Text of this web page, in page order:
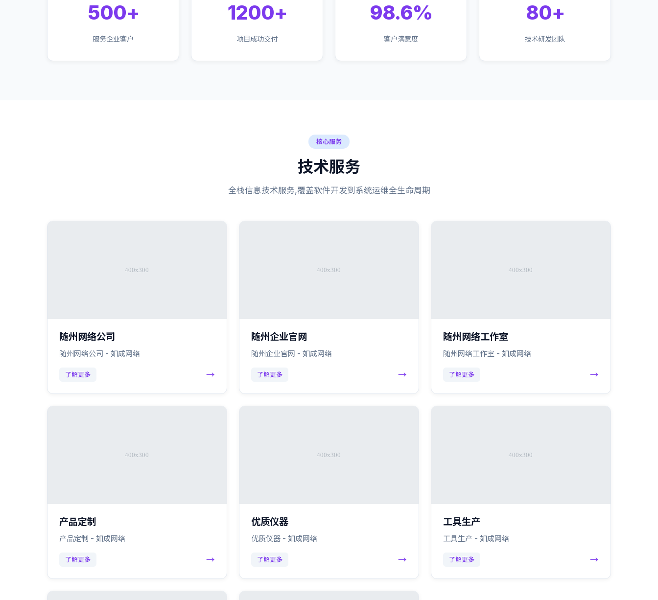
500+
服务企业客户
1200+
项目成功交付
98.6%
客户满意度
80+
技术研发团队
核心服务
技术服务
全栈信息技术服务,覆盖软件开发到系统运维全生命周期
随州网络公司
随州网络公司 - 如成网络
了解更多 →
随州企业官网
随州企业官网 - 如成网络
了解更多 →
随州网络工作室
随州网络工作室 - 如成网络
了解更多 →
产品定制
产品定制 - 如成网络
了解更多 →
优质仪器
优质仪器 - 如成网络
了解更多 →
工具生产
工具生产 - 如成网络
了解更多 →